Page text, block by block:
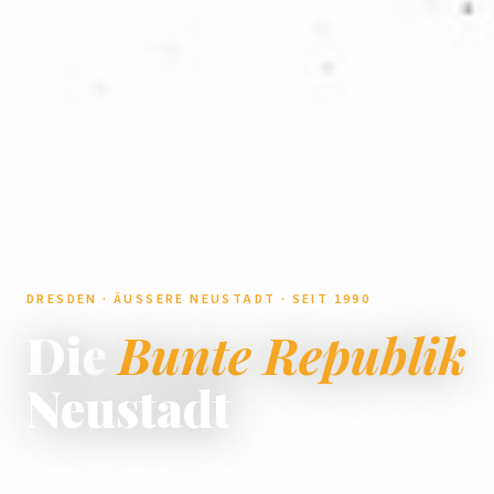
DRESDEN · ÄUSSERE NEUSTADT · SEIT 1990
Die Bunte Republik
Neustadt